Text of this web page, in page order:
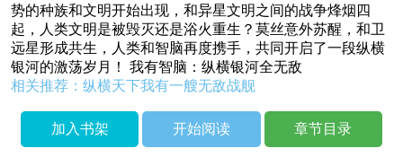
势的种族和文明开始出现，和异星文明之间的战争烽烟四
起，人类文明是被毁灭还是浴火重生？莫丝意外苏醒，和卫
远星形成共生，人类和智脑再度携手，共同开启了一段纵横
银河的激荡岁月！ 我有智脑：纵横银河全无敌
相关推荐：纵横天下我有一艘无敌战舰
加入书架 开始阅读 章节目录